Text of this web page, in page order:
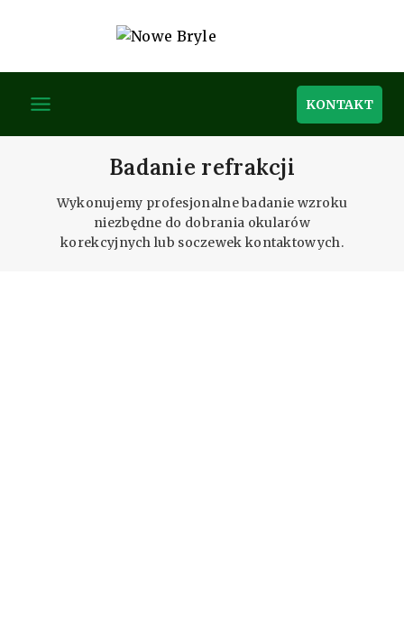
KONTAKT
Badanie refrakcji
Wykonujemy profesjonalne badanie wzroku
niezbędne do dobrania okularów
korekcyjnych lub soczewek kontaktowych.